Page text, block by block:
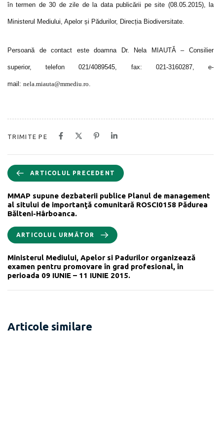
în termen de 30 de zile de la data publicării pe site (08.05.2015), la
Ministerul Mediului, Apelor și Pădurilor, Direcția Biodiversitate.
Persoană de contact este doamna Dr. Nela MIAUTĂ – Consilier
superior, telefon 021/4089545, fax: 021-3160287, e-
mail: nela.miauta@mmediu.ro
TRIMITE PE
ARTICOLUL PRECEDENT
MMAP supune dezbaterii publice Planul de management
al sitului de importanţă comunitară ROSCI0158 Pădurea
Bălteni-Hârboanca.
ARTICOLUL URMĂTOR
Ministerul Mediului, Apelor si Padurilor organizează
examen pentru promovare în grad profesional, în
perioada 09 IUNIE – 11 IUNIE 2015.
Articole similare